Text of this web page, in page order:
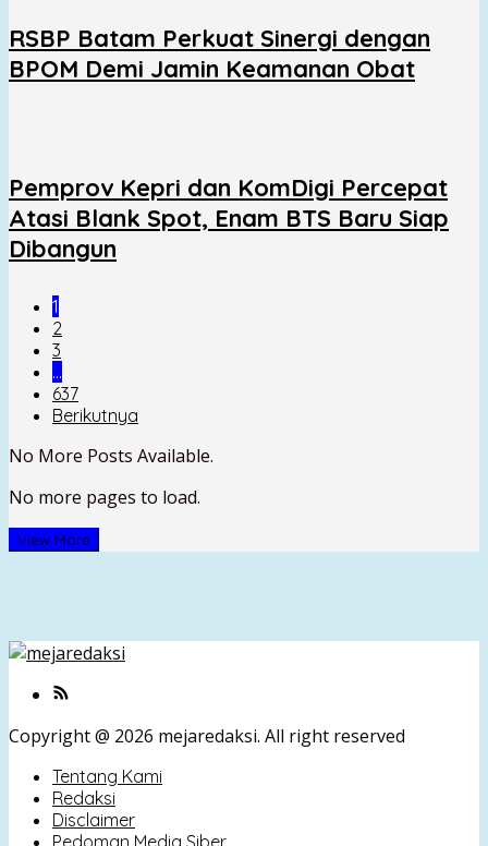
RSBP Batam Perkuat Sinergi dengan
BPOM Demi Jamin Keamanan Obat
Pemprov Kepri dan KomDigi Percepat
Atasi Blank Spot, Enam BTS Baru Siap
Dibangun
1
2
3
…
637
Berikutnya
No More Posts Available.
No more pages to load.
View More
Copyright @ 2026 mejaredaksi. All right reserved
Tentang Kami
Redaksi
Disclaimer
Pedoman Media Siber